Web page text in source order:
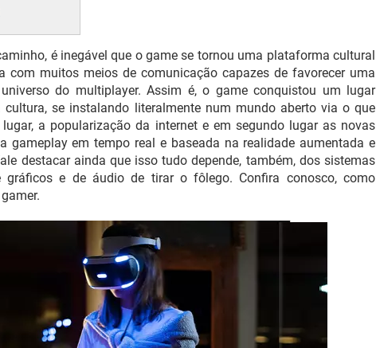
é inegável que o game se tornou uma plataforma cultural
com muitos meios de comunicação capazes de favorecer uma
do multiplayer. Assim é, o game conquistou um lugar
cultura, se instalando literalmente num mundo aberto via o que
a popularização da internet e em segundo lugar as novas
gameplay em tempo real e baseada na realidade aumentada e
destacar ainda que isso tudo depende, também, dos sistemas
gráficos e de áudio de tirar o fôlego. Confira conosco, como